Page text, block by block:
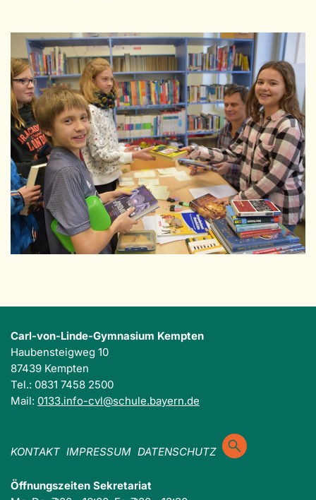
Carl-von-Linde-Gymnasium Kempten
Haubensteigweg 10
87439 Kempten
Tel.: 0831 7458 2500
Mail: 0133.info-cvl@schule.bayern.de
KONTAKT IMPRESSUM DATENSCHUTZ
Öffnungszeiten Sekretariat